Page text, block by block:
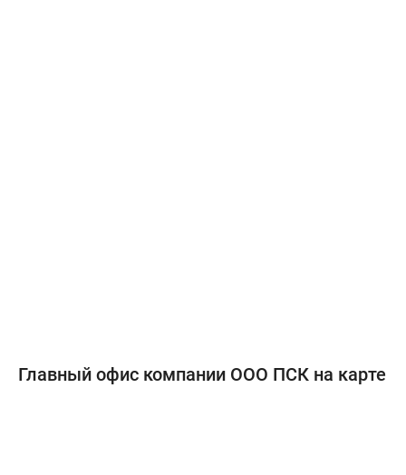
Главный офис компании ООО ПСК на карте